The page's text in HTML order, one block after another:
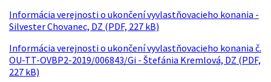
Informácia verejnosti o ukončení vyvlastňovacieho konania -
Silvester Chovanec, DZ (PDF, 227 kB)
Informácia verejnosti o ukončení vyvlastňovacieho konania č.
OU-TT-OVBP2-2019/006843/Gi - Štefánia Kremlová, DZ (PDF,
227 kB)